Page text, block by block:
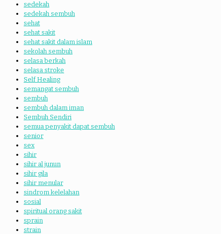
sedekah
sedekah sembuh
sehat
sehat sakit
sehat sakit dalam islam
sekolah sembuh
selasa berkah
selasa stroke
Self Healing
semangat sembuh
sembuh
sembuh dalam iman
Sembuh Sendiri
semua penyakit dapat sembuh
senior
sex
sihir
sihir al junun
sihir gila
sihir menular
sindrom kelelahan
sosial
spiritual orang sakit
sprain
strain